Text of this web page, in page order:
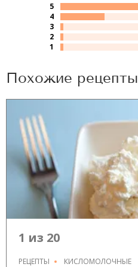
5
4
3
2
1
Похожие рецепты
1 из 20
РЕЦЕПТЫ КИСЛОМОЛОЧНЫЕ